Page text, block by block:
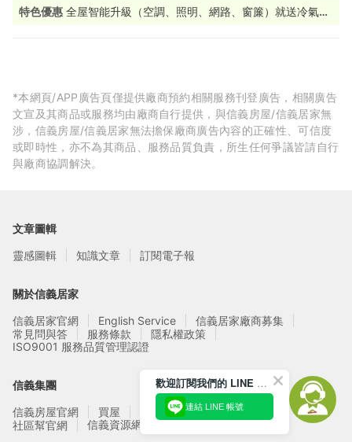
特色優惠 全屋智能升級（空調、照明、網路、窗簾）就送冷氣控
*本網頁/APP廣告頁僅提供廠商預約相關服務刊登廣告，相關廣告
文宣及其商品或服務均由廠商自行提供，與信義房屋/信義居家無
涉，信義房屋/信義居家無法擔保廠商廣告內容的正確性、可信度
或即時性，亦不為其商品、服務品質負責，所生任何爭議皆請自行
與廠商協調解決。
文章圖輯
靈感圖輯
知識文章 訂閱電子報
關於信義居家
信義居家官網
English Service
信義居家廠商募集
常見問與答
服務條款
隱私權政策
ISO9001 服務品質管理認證
信義集團
信義房屋官網
買屋 租屋
實價登錄
社區幫官網
信義資源網站
歡迎訂閱我們的 LINE 官方帳號
連結 LINE 帳號